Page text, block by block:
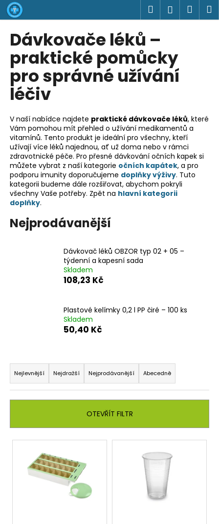
Přejít
na
obsah
Hledat
Dávkovače léků –
praktické pomůcky
pro správné užívání
léčiv
V naší nabídce najdete praktické dávkovače léků, které
Vám pomohou mít přehled o užívání medikamentů a
vitamínů. Tento produkt je ideální pro všechny, kteří
užívají více léků najednou, ať už doma nebo v rámci
zdravotnické péče. Pro přesné dávkování očních kapek si
můžete vybrat z naší kategorie očních kapátek, a pro
podporu imunity doporučujeme doplňky výživy. Tuto
kategorii budeme dále rozšiřovat, abychom pokryli
všechny Vaše potřeby. Zpět na hlavní kategorii
doplňky.
Nejprodávanější
Dávkovač léků OBZOR typ 02 + 05 –
týdenní a kapesní sada
Skladem
108,23 Kč
Plastové kelímky 0,2 l PP čiré – 100 ks
Skladem
50,40 Kč
Ř
a
z
e
í
p
Nejlevnější Nejdražší Nejprodávanější Abecedně
OTEVŘÍT FILTR
V
K
o
C
o
p
o
t
ř
e
b
u
j
e
t
e
n
a
HLEDAT
D
o
p
u
č